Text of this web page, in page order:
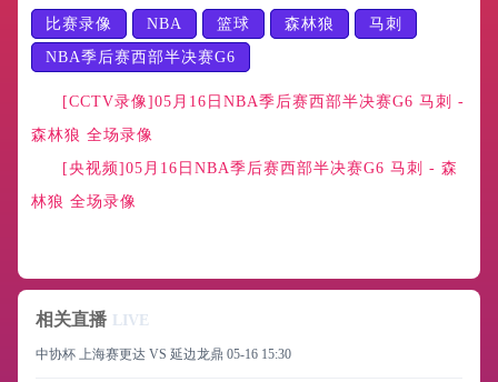
比赛录像 NBA 篮球 森林狼
马刺
NBA季后赛西部半决赛G6
[CCTV录像]05月16日NBA季后赛西部半决赛G6 马刺 -
森林狼 全场录像
[央视频]05月16日NBA季后赛西部半决赛G6 马刺 - 森
林狼 全场录像
相关直播 LIVE
中协杯 上海赛更达 VS 延边龙鼎 05-16 15:30